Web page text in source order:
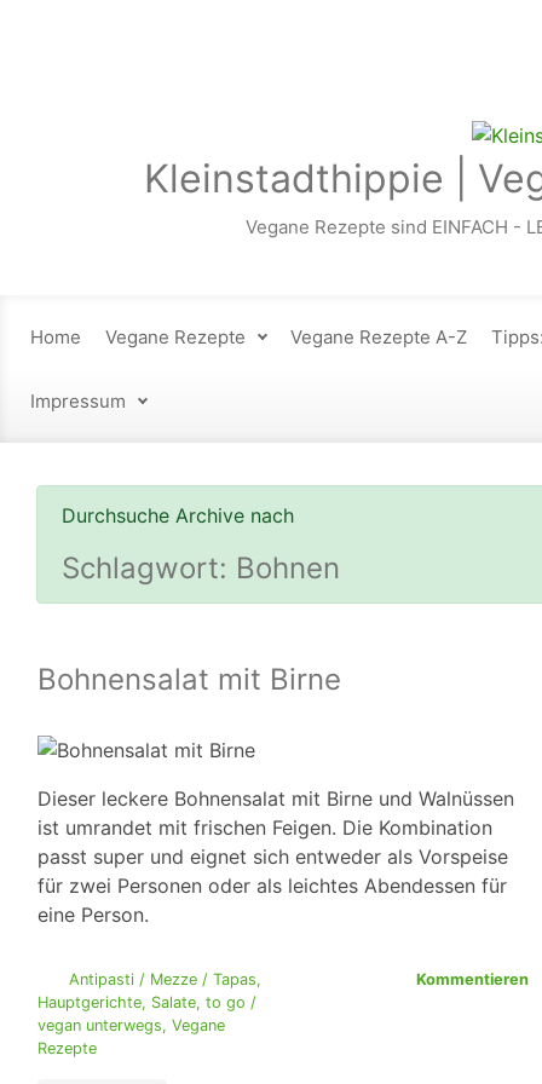
Kleinstadthippie |
Vegane Rezepte sind EINFACH -
Home Vegane Rezepte Vegane Rezepte A-Z
Impressum
Durchsuche Archive nach
Schlagwort: Bohnen
Bohnensalat mit Birne
Dieser leckere Bohnensalat mit Birne und Walnüssen
ist umrandet mit frischen Feigen. Die Kombination
passt super und eignet sich entweder als Vorspeise
für zwei Personen oder als leichtes Abendessen für
eine Person.
Antipasti / Mezze / Tapas,
Hauptgerichte, Salate, to go /
vegan unterwegs, Vegane
Rezepte
Kommentieren